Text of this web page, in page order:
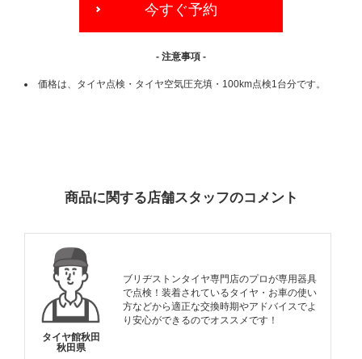
今すぐ予約
- 注意事項 -
価格は、タイヤ点検・タイヤ空気圧充填・100km点検1台分です。
商品に関する店舗スタッフのコメント
タイヤ館秋田
秋田県
ブリヂストンタイヤ専門店のプロが専用器具
で点検！装着されているタイヤ・お車の使い
方などから適正な交換時期やアドバイスでよ
り安心ができるのでオススメです！